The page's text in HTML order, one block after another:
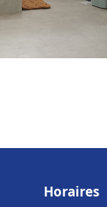
Horaires